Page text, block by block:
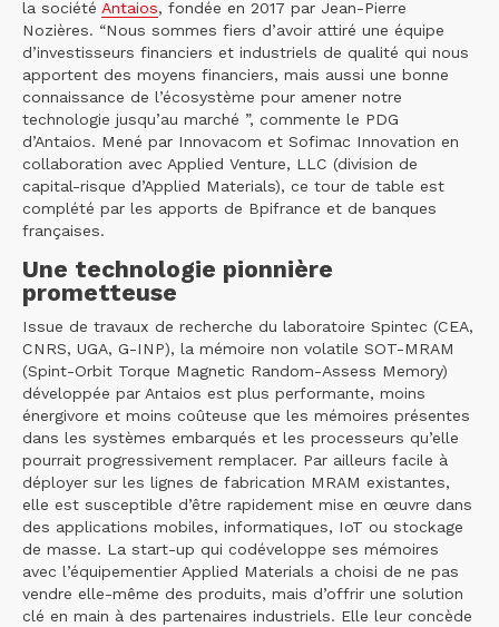
la société Antaios, fondée en 2017 par Jean-Pierre
Nozières. “Nous sommes fiers d’avoir attiré une équipe
d’investisseurs financiers et industriels de qualité qui nous
apportent des moyens financiers, mais aussi une bonne
connaissance de l’écosystème pour amener notre
technologie jusqu’au marché ”, commente le PDG
d’Antaios. Mené par Innovacom et Sofimac Innovation en
collaboration avec Applied Venture, LLC (division de
capital-risque d’Applied Materials), ce tour de table est
complété par les apports de Bpifrance et de banques
françaises.
Une technologie pionnière
prometteuse
Issue de travaux de recherche du laboratoire Spintec (CEA,
CNRS, UGA, G-INP), la mémoire non volatile SOT-MRAM
(Spint-Orbit Torque Magnetic Random-Assess Memory)
développée par Antaios est plus performante, moins
énergivore et moins coûteuse que les mémoires présentes
dans les systèmes embarqués et les processeurs qu’elle
pourrait progressivement remplacer. Par ailleurs facile à
déployer sur les lignes de fabrication MRAM existantes,
elle est susceptible d’être rapidement mise en œuvre dans
des applications mobiles, informatiques, IoT ou stockage
de masse. La start-up qui codéveloppe ses mémoires
avec l’équipementier Applied Materials a choisi de ne pas
vendre elle-même des produits, mais d’offrir une solution
clé en main à des partenaires industriels. Elle leur concède